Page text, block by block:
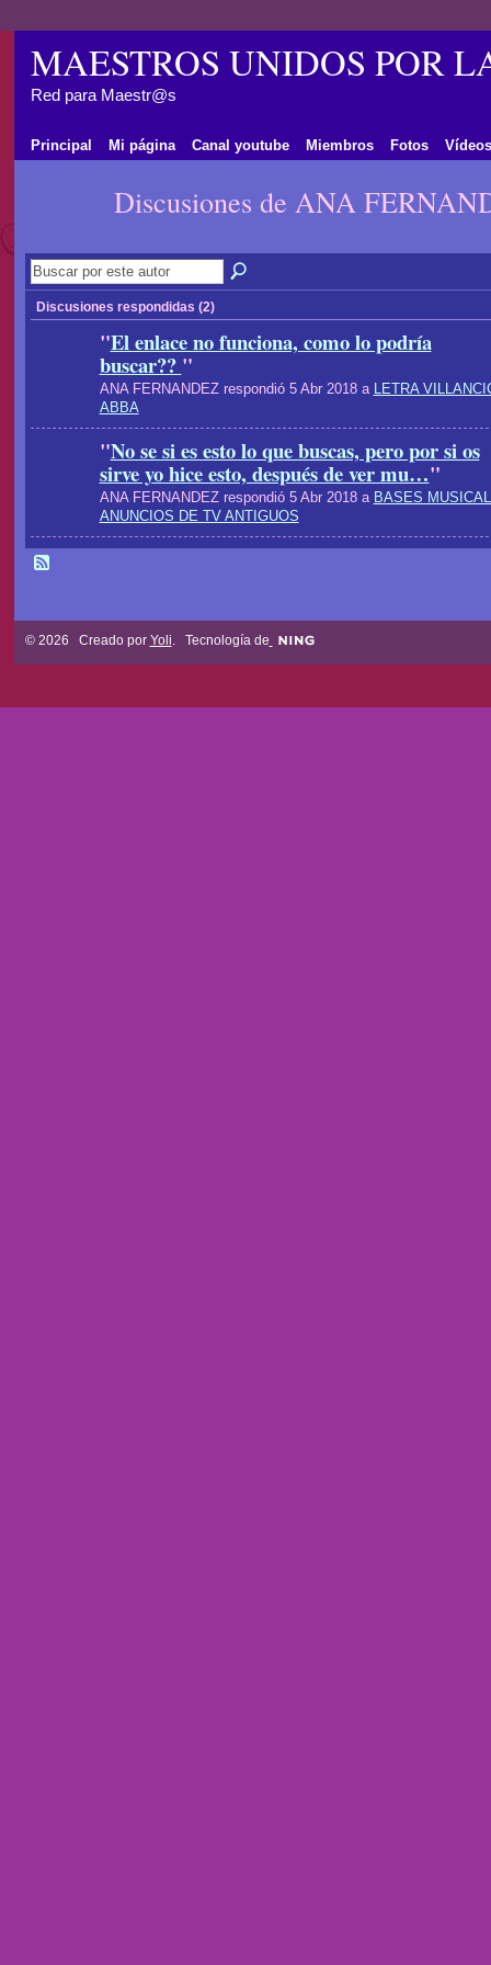
MAESTROS UNIDOS POR
Red para Maestr@s
Principal Mi página Canal youtube Miembros Fotos Vídeos
Discusiones de ANA
Discusiones respondidas (2)
"El enlace no funciona, como lo podría
buscar?? "
ANA FERNANDEZ respondió 5 Abr 2018 a LETRA
ABBA
"No se si es esto lo que buscas, pero por si os
sirve yo hice esto, después de ver mu…"
ANA FERNANDEZ respondió 5 Abr 2018 a BASES
ANUNCIOS DE TV ANTIGUOS
© 2026 Creado por Yoli . Tecnología de